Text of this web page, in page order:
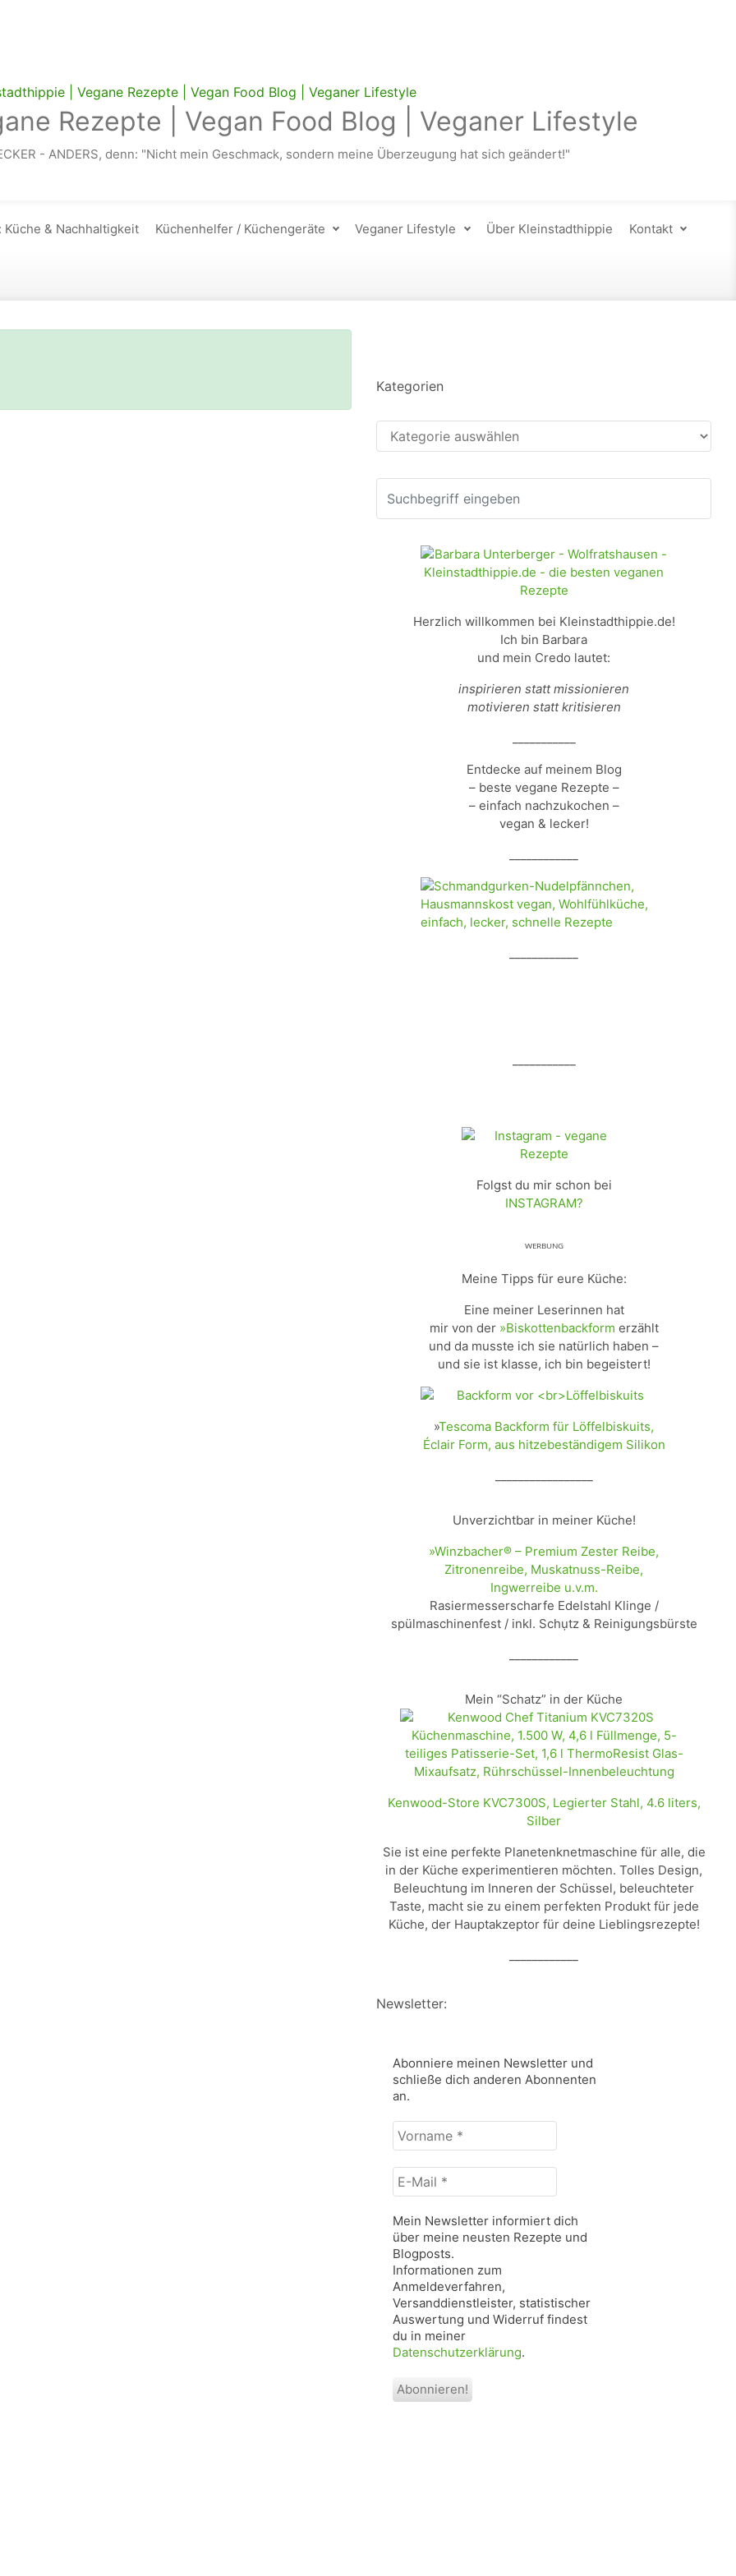
Rezepte | Vegan Food Blog | Veganer Lifestyle
- ANDERS, denn: "Nicht mein Geschmack, sondern meine Überzeugung hat sich geändert!"
Küche & Nachhaltigkeit Küchenhelfer / Küchengeräte Veganer Lifestyle Über Kleinstadthippie Kontakt
Kategorien
Kategorien
Herzlich willkommen bei Kleinstadthippie.de!
Ich bin Barbara
und mein Credo lautet:
inspirieren statt missionieren
motivieren statt kritisieren
Entdecke auf meinem Blog
– beste vegane Rezepte –
– einfach nachzukochen –
vegan & lecker!
Folgst du mir schon bei
INSTAGRAM?
ᵂᴱᴿᴮᵁᴺᴳ
Meine Tipps für eure Küche:
Eine meiner Leserinnen hat
mir von der »Biskottenbackform erzählt
und da musste ich sie natürlich haben –
und sie ist klasse, ich bin begeistert!
»Tescoma Backform für Löffelbiskuits,
Éclair Form, aus hitzebeständigem Silikon
Unverzichtbar in meiner Küche!
»Winzbacher® – Premium Zester Reibe,
Zitronenreibe, Muskatnuss-Reibe,
Ingwerreibe u.v.m.
Rasiermesserscharfe Edelstahl Klinge /
spülmaschinenfest / inkl. Schụtz & Reinigungsbürste
Mein “Schatz” in der Küche
Kenwood-Store KVC7300S, Legierter Stahl, 4.6 liters,
Silber
Sie ist eine perfekte Planetenknetmaschine für alle, die
in der Küche experimentieren möchten. Tolles Design,
Beleuchtung im Inneren der Schüssel, beleuchteter
Taste, macht sie zu einem perfekten Produkt für jede
Küche, der Hauptakzeptor für deine Lieblingsrezepte!
Newsletter:
Abonniere meinen Newsletter und
schließe dich anderen Abonnenten
an.
Vorname
E-
Mail
Mein Newsletter informiert dich
über meine neusten Rezepte und
Blogposts.
Informationen zum
Anmeldeverfahren,
Versanddienstleister, statistischer
Auswertung und Widerruf findest
du in meiner
Datenschutzerklärung.